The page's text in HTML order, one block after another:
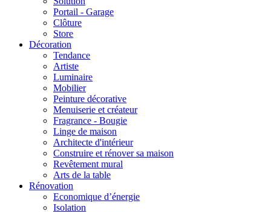
Portail - Garage
Clôture
Store
Décoration
Tendance
Artiste
Luminaire
Mobilier
Peinture décorative
Menuiserie et créateur
Fragrance - Bougie
Linge de maison
Architecte d'intérieur
Construire et rénover sa maison
Revêtement mural
Arts de la table
Rénovation
Economique d’énergie
Isolation